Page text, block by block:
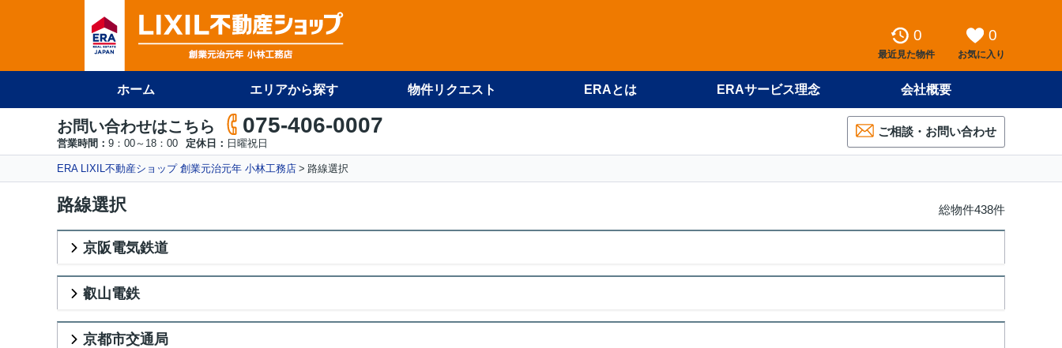
0
最近見た物件
0
お気に入り
ホーム エリアから探す 物件リクエスト ERAとは ERAサービス理念 会社概要
お問い合わせはこちら 075-406-0007
営業時間： 9：00～18：00 定休日： 日曜祝日
ご相談・お問い合わせ
ERA LIXIL不動産ショップ 創業元治元年 小林工務店 路線選択
路線選択 総物件438件
京阪電気鉄道
叡山電鉄
京都市交通局